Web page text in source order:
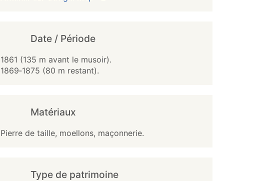
Date / Période
1861 (135 m avant le musoir).
1869‑1875 (80 m restant).
Matériaux
Pierre de taille, moellons, maçonnerie.
Type de patrimoine